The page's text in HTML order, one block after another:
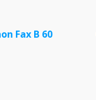
Fax B 60